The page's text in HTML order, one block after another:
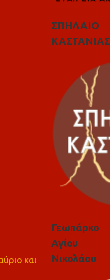
και
ΣΠΗΛΑΙΟ
ΚΑΣΤΑΝΙΑΣ
Γεωπάρκο
Αγίου
Νικολάου